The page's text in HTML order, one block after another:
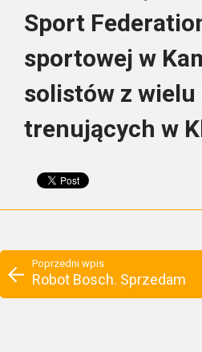
Sport
sportowej w
solistów z
trenujących w
Poprzedni wpis
Robot Bosch. Sprzedam